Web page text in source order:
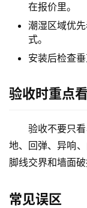
首
在报价里。
潮湿区域优
式。
安装后检查
验收时重点
验收不要只
地、回弹、异响
脚线交界和墙面破
常见误区